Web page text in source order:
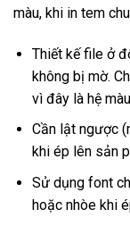
màu, khi in tem
Thiết kế file ở
không bị mờ.
vì đây là hệ
Cần lật ngược
khi ép lên sản
Sử dụng font
hoặc nhòe khi